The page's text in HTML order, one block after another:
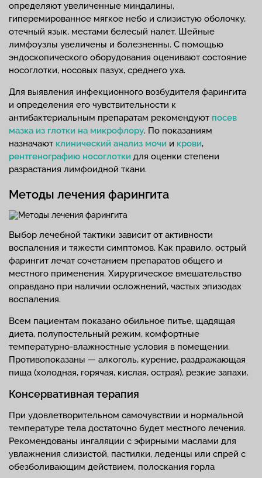
определяют увеличенные миндалины,
гиперемированное мягкое небо и слизистую оболочку,
отечный язык, местами белесый налет. Шейные
лимфоузлы увеличены и болезненны. С помощью
эндоскопического оборудования оценивают состояние
носоглотки, носовых пазух, среднего уха.
Для выявления инфекционного возбудителя фарингита
и определения его чувствительности к
антибактериальным препаратам рекомендуют посев
мазка из глотки на микрофлору. По показаниям
назначают клинический анализ мочи и крови,
рентгенографию носоглотки для оценки степени
разрастания лимфоидной ткани.
Методы лечения фарингита
Выбор лечебной тактики зависит от активности
воспаления и тяжести симптомов. Как правило, острый
фарингит лечат сочетанием препаратов общего и
местного применения. Хирургическое вмешательство
оправдано при наличии осложнений, частых эпизодах
воспаления.
Всем пациентам показано обильное питье, щадящая
диета, полупостельный режим, комфортные
температурно-влажностные условия в помещении.
Противопоказаны — алкоголь, курение, раздражающая
пища (холодная, горячая, кислая, острая), резкие запахи.
Консервативная терапия
При удовлетворительном самочувствии и нормальной
температуре тела достаточно будет местного лечения.
Рекомендованы ингаляции с эфирными маслами для
увлажнения слизистой, пастилки, леденцы или спрей с
обезболивающим действием, полоскания горла